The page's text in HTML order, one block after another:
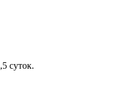
суток.